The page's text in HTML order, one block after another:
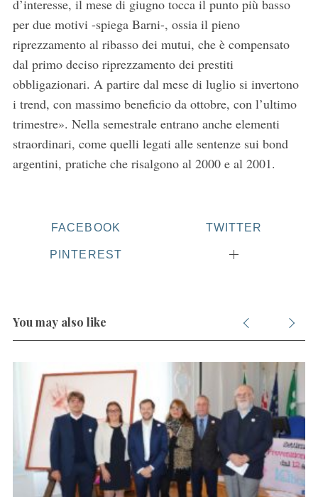
d’interesse, il mese di giugno tocca il punto più basso
per due motivi -spiega Barni-, ossia il pieno
riprezzamento al ribasso dei mutui, che è compensato
dal primo deciso riprezzamento dei prestiti
obbligazionari. A partire dal mese di luglio si invertono
i trend, con massimo beneficio da ottobre, con l’ultimo
trimestre». Nella semestrale entrano anche elementi
straordinari, come quelli legati alle sentenze sui bond
argentini, pratiche che risalgono al 2000 e al 2001.
FACEBOOK TWITTER
PINTEREST
You may also like
e
h
f
r